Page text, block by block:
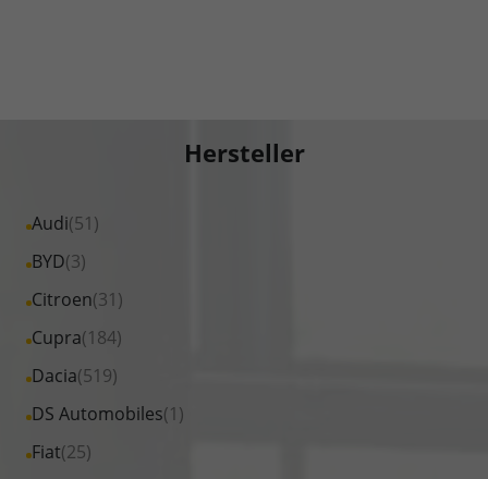
Hersteller
Audi(51)
Alle
Fahrzeuge
Audi
anzeigen
BYD(3)
Alle
Fahrzeuge
BYD
anzeigen
Citroen(31)
Alle
Fahrzeuge
Citroen
anzeigen
Cupra(184)
Alle
Fahrzeuge
Cupra
anzeigen
Dacia(519)
Alle
Fahrzeuge
Dacia
DS Automobiles(1)
Alle
Fahrzeuge
Fiat(25)
Alle